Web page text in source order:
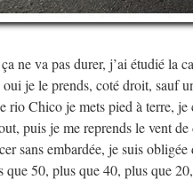
ne va pas durer, j’ai étudié la
je le prends, coté droit, sauf
rio Chico je mets pied à terre,
puis je me reprends le vent
sans embardée, je suis
50, plus que 40, plus que